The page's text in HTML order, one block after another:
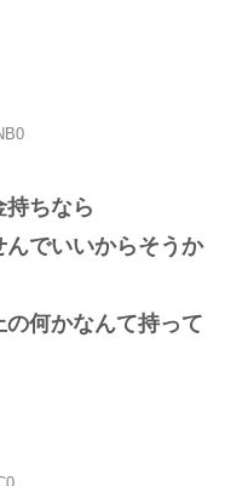
ちなら
でいいからそうか
何かなんて持って